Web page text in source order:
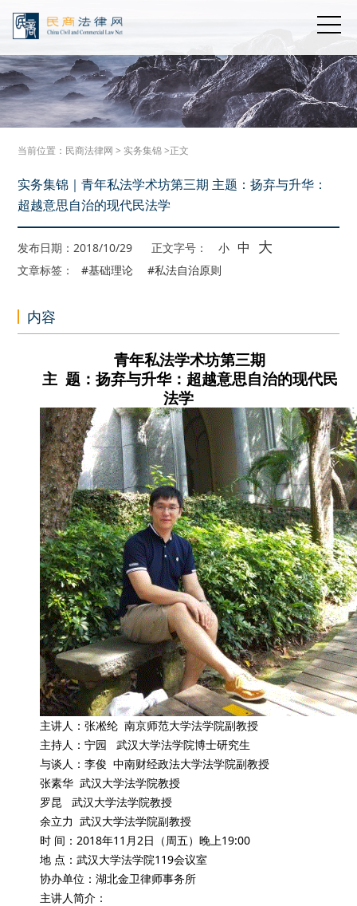
当前位置： 民商法律网 >实务集锦>正文
实务集锦｜青年私法学术坊第三期 主题：扬弃与升华：
超越意思自治的现代民法学
发布日期：2018/10/29 正文字号： 小 中 大
文章标签： #基础理论 #私法自治原则
内容
青年私法学术坊第三期
主 题：扬弃与升华：超越意思自治的现代民
法学
主讲人：张凇纶 南京师范大学法学院副教授
主持人：宁园 武汉大学法学院博士研究生
与谈人：李俊 中南财经政法大学法学院副教授
张素华 武汉大学法学院教授
罗昆 武汉大学法学院教授
余立力 武汉大学法学院副教授
时 间：2018年11月2日（周五）晚上19:00
地 点：武汉大学法学院119会议室
协办单位：湖北金卫律师事务所
主讲人简介：